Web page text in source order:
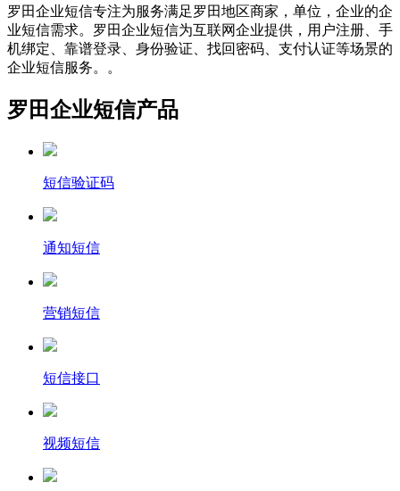
罗田企业短信专注为服务满足罗田地区商家，单位，企业的企
业短信需求。罗田企业短信为互联网企业提供，用户注册、手
机绑定、靠谱登录、身份验证、找回密码、支付认证等场景的
企业短信服务。。
罗田企业短信产品
短信验证码
通知短信
营销短信
短信接口
视频短信